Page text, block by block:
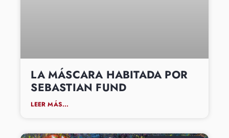
LA MÁSCARA HABITADA POR
SEBASTIAN FUND
LEER MÁS...